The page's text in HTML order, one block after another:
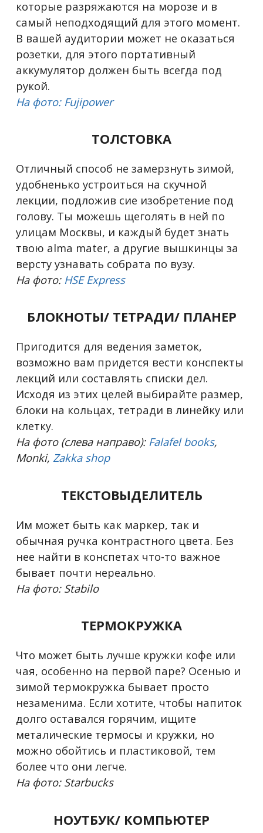
которые разряжаются на морозе и в
самый неподходящий для этого момент.
В вашей аудитории может не оказаться
розетки, для этого портативный
аккумулятор должен быть всегда под
рукой.
На фото: Fujipower
ТОЛСТОВКА
Отличный способ не замерзнуть зимой,
удобненько устроиться на скучной
лекции, подложив сие изобретение под
голову. Ты можешь щеголять в ней по
улицам Москвы, и каждый будет знать
твою alma mater, а другие вышкинцы за
версту узнавать собрата по вузу.
На фото: HSE Express
БЛОКНОТЫ/ ТЕТРАДИ/ ПЛАНЕР
Пригодится для ведения заметок,
возможно вам придется вести конспекты
лекций или составлять списки дел.
Исходя из этих целей выбирайте размер,
блоки на кольцах, тетради в линейку или
клетку.
На фото (слева направо): Falafel books,
Monki,Zakka shop
ТЕКСТОВЫДЕЛИТЕЛЬ
Им может быть как маркер, так и
обычная ручка контрастного цвета. Без
нее найти в конспетах что-то важное
бывает почти нереально.
На фото: Stabilo
ТЕРМОКРУЖКА
Что может быть лучше кружки кофе или
чая, особенно на первой паре? Осенью и
зимой термокружка бывает просто
незаменима. Если хотите, чтобы напиток
долго оставался горячим, ищите
металические термосы и кружки, но
можно обойтись и пластиковой, тем
более что они легче.
На фото: Starbucks
НОУТБУК/ КОМПЬЮТЕР